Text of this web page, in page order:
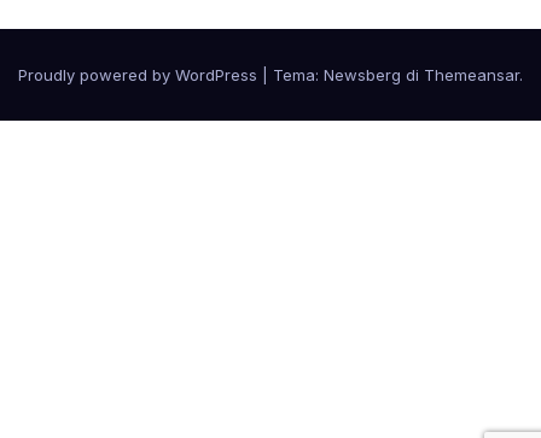
Proudly powered by WordPress Tema: Newsberg di Themeansar.